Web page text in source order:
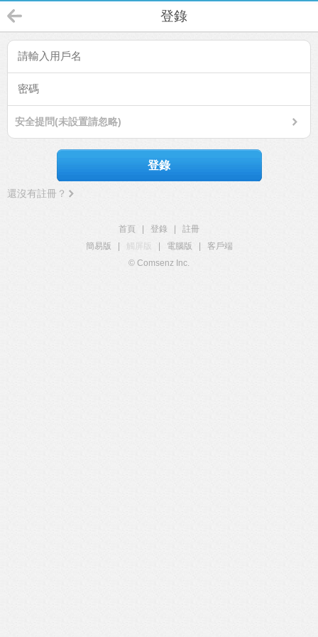
登錄
安全提問(未設置請忽略)
登錄
還沒有註冊？
首頁 登錄
註冊
簡易版
觸屏版 電腦版
客戶端
© Comsenz Inc.